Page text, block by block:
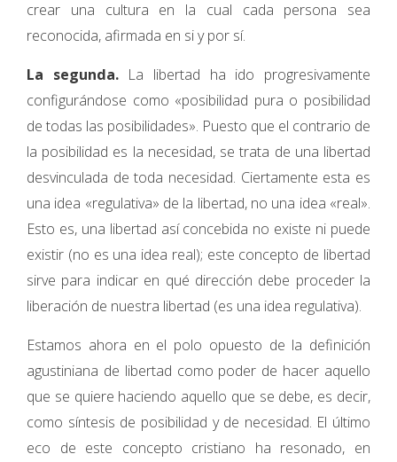
crear una cultura en la cual cada persona sea
reconocida, afirmada en si y por sí.
La segunda.La libertad ha ido progresivamente
configurándose como «posibilidad pura o posibilidad
de todas las posibilidades». Puesto que el contrario de
la posibilidad es la necesidad, se trata de una libertad
desvinculada de toda necesidad. Ciertamente esta es
una idea «regulativa» de la libertad, no una idea «real».
Esto es, una libertad así concebida no existe ni puede
existir (no es una idea real); este concepto de libertad
sirve para indicar en qué dirección debe proceder la
liberación de nuestra libertad (es una idea regulativa).
Estamos ahora en el polo opuesto de la definición
agustiniana de libertad como poder de hacer aquello
que se quiere haciendo aquello que se debe, es decir,
como síntesis de posibilidad y de necesidad. El último
eco de este concepto cristiano ha resonado, en